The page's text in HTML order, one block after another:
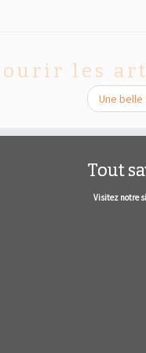
les
Une
Tout
Visitez notre